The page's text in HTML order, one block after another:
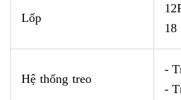
Lốp
18
Hệ thống treo
-
-